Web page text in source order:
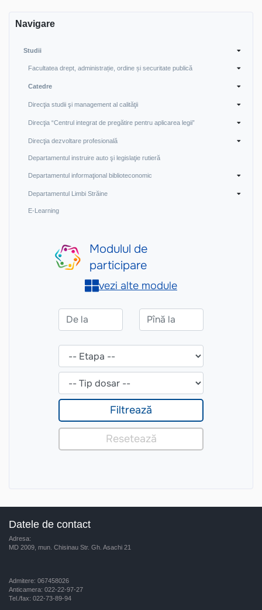
Navigare
Studii
Facultatea drept, administrație, ordine și securitate publică
Catedre
Direcţia studii şi management al calităţii
Direcţia “Centrul integrat de pregătire pentru aplicarea legii”
Direcţia dezvoltare profesională
Departamentul instruire auto şi legislaţie rutieră
Departamentul informaţional biblioteconomic
Departamentul Limbi Străine
E-Learning
Datele de contact
Adresa:
MD 2009, mun. Chisinau Str. Gh. Asachi 21
Admitere: 067458026
Anticamera: 022-22-97-27
Tel./fax: 022-73-89-94